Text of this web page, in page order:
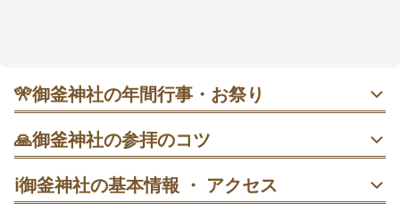
れ、短い時間でも立ち寄りやすい距離感です。例祭の
時期は混み合うことがあるため、平日午前に寄ると過
ごしやすいこともあります。
🎌御釜神社の年間行事・お祭り
・ 7月4〜6日 藻塩焼神事｜古代の製塩方法を伝える神事。
4日は藻塩刈神事、5日は水替神事、6日に藻塩焼神事と例
祭が予定。祭礼期間は参拝者が増えやすいので、通常参拝
は平日早朝が無難です。
🙏御釜神社の参拝のコツ
本殿へ参拝してから、四口の神釜の前で一礼し、少し距離
を取って静かに拝観します。
ℹ️御釜神社の基本情報 ・ アクセス